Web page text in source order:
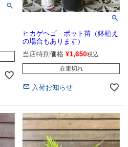
ヒカゲヘゴ ポット苗（鉢植え
の場合もあります）
当店特別価格 ¥1,650税込
在庫切れ
入荷お知らせ